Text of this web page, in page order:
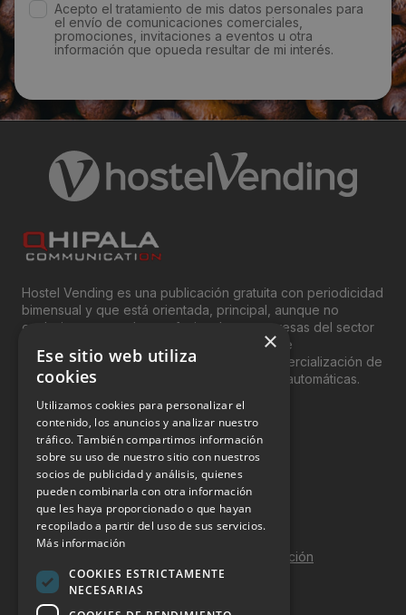
Acepto el tratamiento de mis datos personales para
el envío de comunicaciones comerciales,
promociones, invitaciones a eventos u otra
información que opueda resultar de mi interés.
Hostel Vending es una publicación gratuita con periodicidad
bimensual y que está orientada, principal, aunque no
exclusivamente, a los profesionales y empresas del sector
del “Vending”; nombre con el que se conoce
genéricamente entre profesionales a la comercialización de
productos y servicios a través de máquinas automáticas.
INFORMACIÓN LEGAL
Aviso Legal
Política de Privacidad
Política de Cookies
Política de calidad y seguridad de la información
Contacto
×
Ese sitio web utiliza
cookies
Utilizamos cookies para personalizar el
contenido, los anuncios y analizar nuestro
tráfico. También compartimos información
sobre su uso de nuestro sitio con nuestros
socios de publicidad y análisis, quienes
pueden combinarla con otra información
que les haya proporcionado o que hayan
recopilado a partir del uso de sus servicios.
Más información
COOKIES ESTRICTAMENTE
NECESARIAS